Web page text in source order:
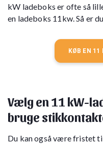
kW ladeboks er ofte så
en ladeboks 11kw. Så er
KØB EN 11
Vælg en 11 kW-
bruge
Du kan også være fristet